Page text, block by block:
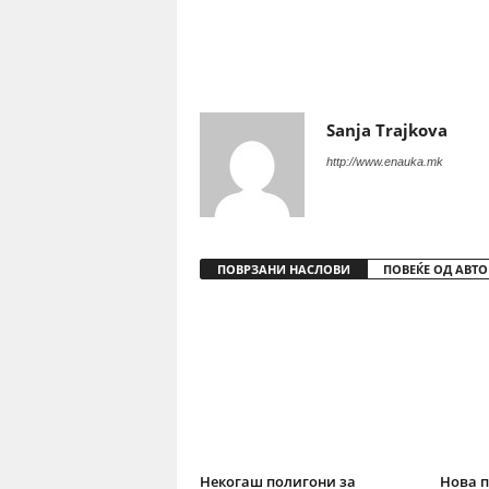
Sanja Trajkova
http://www.enauka.mk
ПОВРЗАНИ НАСЛОВИ ПОВЕЌЕ ОД
Некогаш полигони за Нова